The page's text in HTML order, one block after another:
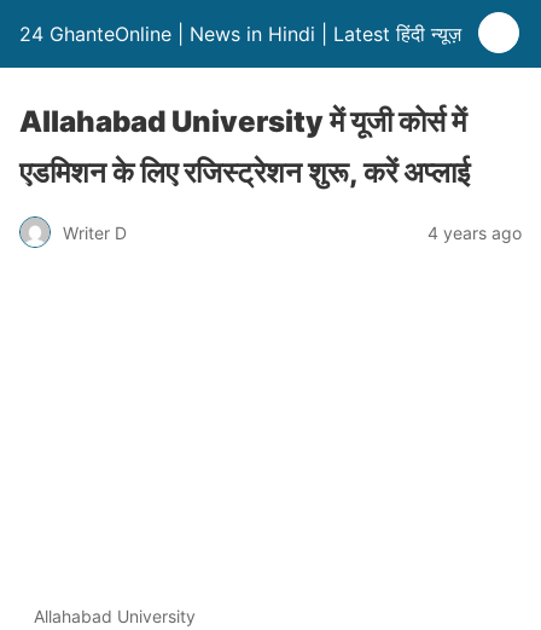
24 GhanteOnline | News in Hindi | Latest हिंदी न्यूज़
Allahabad University में यूजी कोर्स में
एडमिशन के लिए रजिस्ट्रेशन शुरू, करें अप्लाई
Writer D 4 years ago
Allahabad University